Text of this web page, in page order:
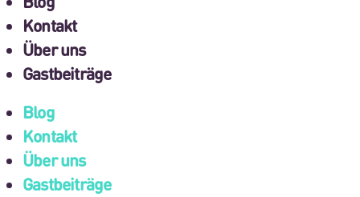
Kontakt
Über uns
Gastbeiträge
Blog
Kontakt
Über uns
Gastbeiträge